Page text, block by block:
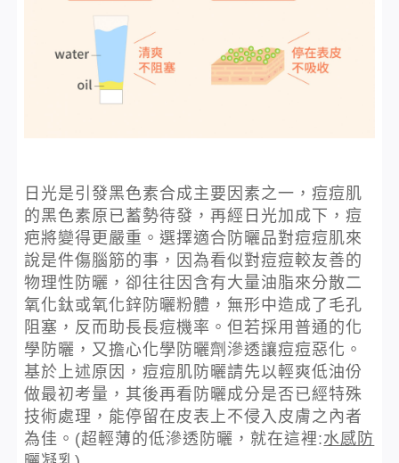
日光是引發黑色素合成主要因素之一，痘痘肌
的黑色素原已蓄勢待發，再經日光加成下，痘
疤將變得更嚴重。選擇適合防曬品對痘痘肌來
說是件傷腦筋的事，因為看似對痘痘較友善的
物理性防曬，卻往往因含有大量油脂來分散二
氧化鈦或氧化鋅防曬粉體，無形中造成了毛孔
阻塞，反而助長長痘機率。但若採用普通的化
學防曬，又擔心化學防曬劑滲透讓痘痘惡化。
基於上述原因，痘痘肌防曬請先以輕爽低油份
做最初考量，其後再看防曬成分是否已經特殊
技術處理，能停留在皮表上不侵入皮膚之內者
為佳。(超輕薄的低滲透防曬，就在這裡:水感防